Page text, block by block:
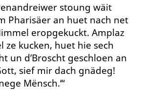
stoung wäit
Pharisäer an huet nach net
eropgekuckt. Amplaz
ze kucken, huet hie sech
un d’Broscht geschloen an
sief mir dach gnädeg!
Mënsch.‘“